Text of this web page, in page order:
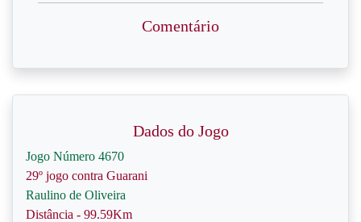
Comentário
Dados do Jogo
Jogo Número 4670
29º jogo contra Guarani
Raulino de Oliveira
Distância - 99.59Km